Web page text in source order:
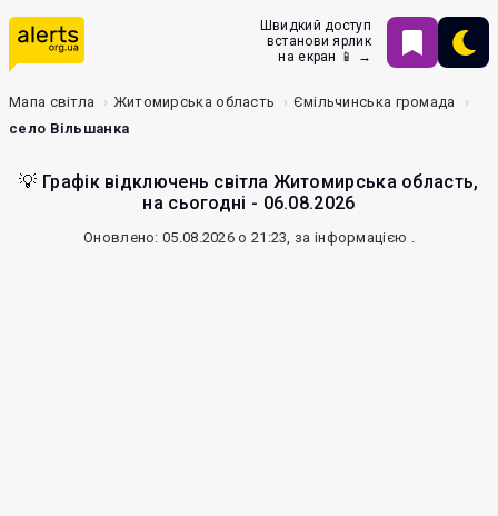
Швидкий доступ
встанови ярлик
на екран 📱 →
Мапа світла Житомирська область
Ємільчинська громада
село Вільшанка
💡 Графік відключень світла Житомирська область,
на сьогодні - 06.08.2026
Оновлено: 05.08.2026 о 21:23, за інформацією .